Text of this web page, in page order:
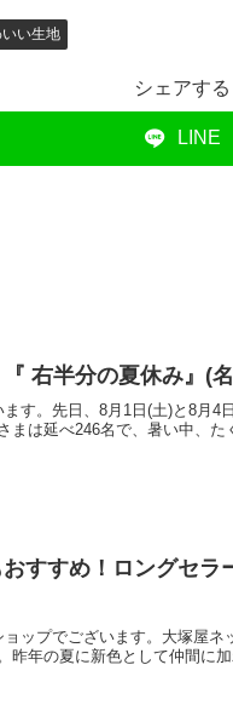
い生地
シェアする
LINE
右半分の夏休み』(
す。先日、8月1日(土)と8月
まは延べ246名で、暑い中、
すすめ！ロングセ
ップでございます。大塚屋
昨年の夏に新色として仲間に